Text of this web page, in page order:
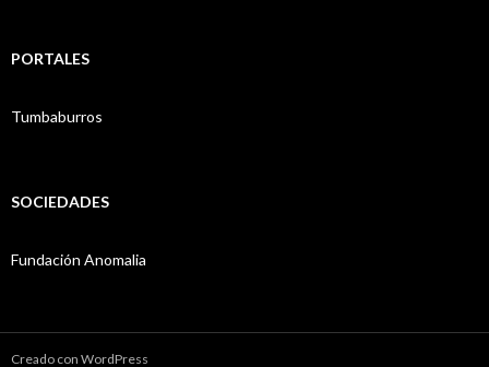
PORTALES
Tumbaburros
SOCIEDADES
Fundación Anomalia
Creado con WordPress